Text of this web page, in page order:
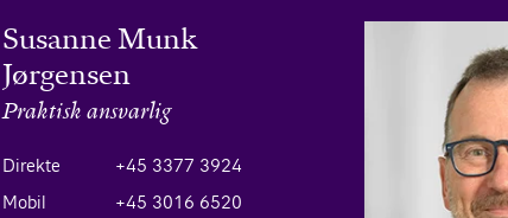
Susanne Munk
Jørgensen
Praktisk ansvarlig
Direkte
+45 3377 3924
Mobil
+45 3016 6520